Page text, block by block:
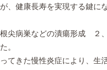
、健康長寿を実現する鍵に
根尖病巣などの潰瘍形成 ２
。
てきた慢性炎症により、生